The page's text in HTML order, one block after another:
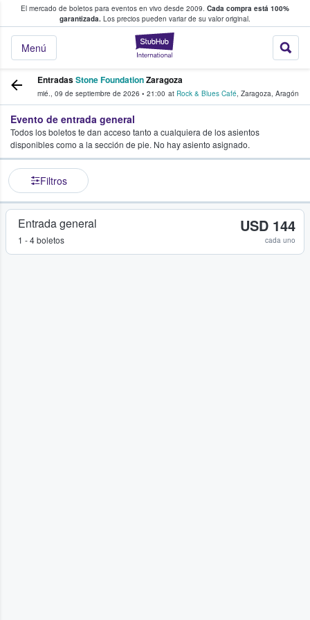
El mercado de boletos para eventos en vivo desde 2009. Cada compra está 100%
garantizada. Los precios pueden variar de su valor original.
StubHub: donde
Menú
fans compran y venden boletos
EntradasStone FoundationZaragoza
mié., 09 de septiembre de 2026 • 21:00 at Rock & Blues Café, Zaragoza, Aragón
Evento de entrada general
Todos los boletos te dan acceso tanto a cualquiera de los asientos
disponibles como a la sección de pie. No hay asiento asignado.
Filtros
Entrada general
1 - 4 boletos
USD 144
cada uno